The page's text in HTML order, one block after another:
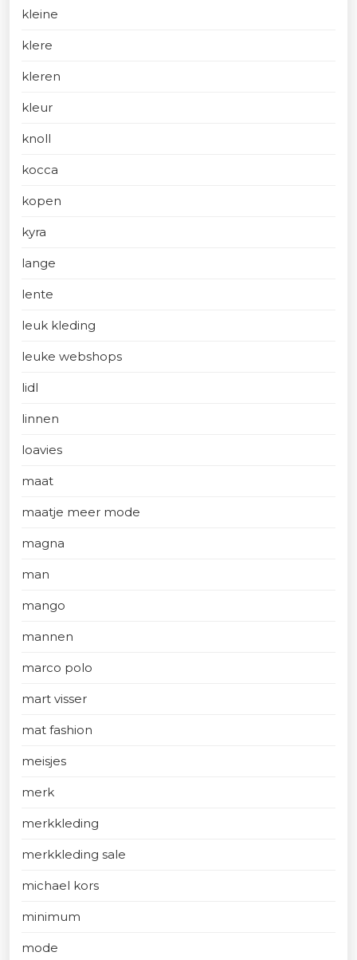
kleine
klere
kleren
kleur
knoll
kocca
kopen
kyra
lange
lente
leuk kleding
leuke webshops
lidl
linnen
loavies
maat
maatje meer mode
magna
man
mango
mannen
marco polo
mart visser
mat fashion
meisjes
merk
merkkleding
merkkleding sale
michael kors
minimum
mode